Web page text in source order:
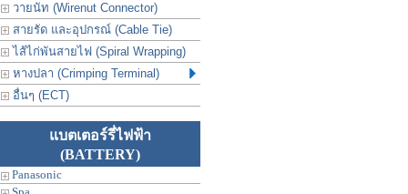
วายนัท (Wirenut Connector)
สายรัด และอุปกรณ์ (Cable Tie)
ไส้ไก่พันสายไฟ (Spiral Wrapping)
หางปลา (Crimping Terminal)
อื่นๆ (ECT)
แบตเตอร์รี่ไฟฟ้า
(BATTERY)
Panasonic